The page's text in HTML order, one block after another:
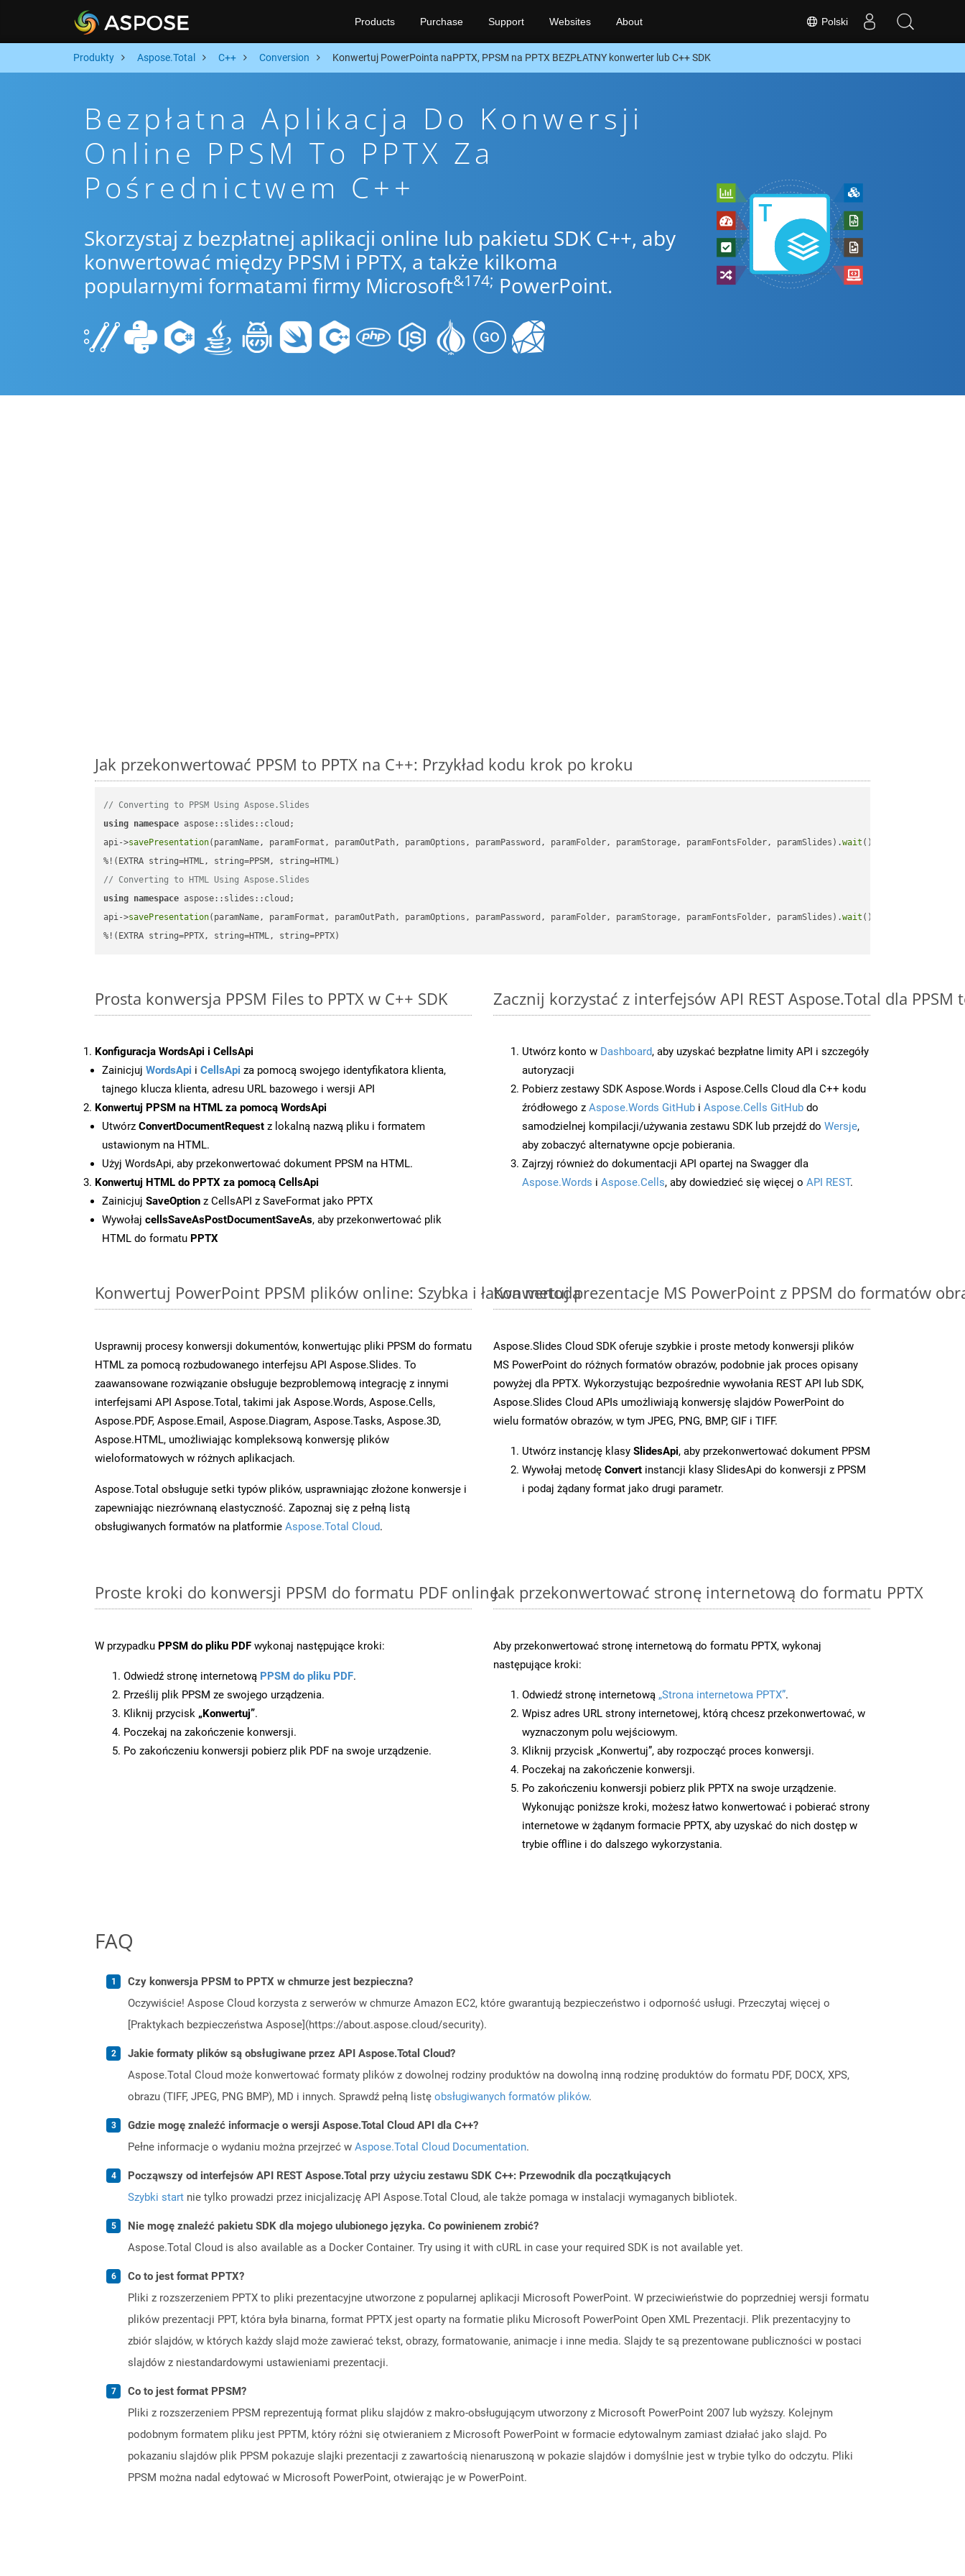
Polski
Products Purchase Support Websites About
Produkty Aspose.Total C++ Conversion Konwertuj PowerPointa naPPTX, PPSM na PPTX BEZPŁATNY konwerter lub C++ SDK
Bezpłatna Aplikacja Do Konwersji
Online PPSM To PPTX Za
Pośrednictwem C++
Skorzystaj z bezpłatnej aplikacji online lub pakietu SDK C++, aby
konwertować między PPSM i PPTX, a także kilkoma
popularnymi formatami firmy Microsoft&174; PowerPoint.
Jak przekonwertować PPSM to PPTX na C++: Przykład kodu krok po kroku
// Converting to PPSM Using Aspose.Slides
using namespace aspose::slides::cloud;
api->savePresentation(paramName, paramFormat, paramOutPath, paramOptions, paramPassword, paramFolder, paramStorage, paramFontsFolder, paramSlides).wait ();
// Converting to HTML Using Aspose.Slides
using namespace aspose::slides::cloud;
api->savePresentation(paramName, paramFormat, paramOutPath, paramOptions, paramPassword, paramFolder, paramStorage, paramFontsFolder, paramSlides).wait ();
%!(EXTRA string=PPTX, string=HTML, string=PPTX)
Prosta konwersja PPSM Files to PPTX w C++ SDK
Konfiguracja WordsApi i CellsApi
Zainicjuj WordsApi i CellsApi za pomocą swojego identyfikatora klienta,
tajnego klucza klienta, adresu URL bazowego i wersji API
Konwertuj PPSM na HTML za pomocą WordsApi
Utwórz ConvertDocumentRequest z lokalną nazwą pliku i formatem
ustawionym na HTML.
Użyj WordsApi, aby przekonwertować dokument PPSM na HTML.
Konwertuj HTML do PPTX za pomocą CellsApi
Zainicjuj SaveOption z CellsAPI z SaveFormat jako PPTX
Wywołaj cellsSaveAsPostDocumentSaveAs, aby przekonwertować plik
HTML do formatu PPTX
Zacznij korzystać z interfejsów API REST Aspose.Total dla PPSM
Utwórz konto w Dashboard, aby uzyskać bezpłatne limity API i szczegóły
autoryzacji
Pobierz zestawy SDK Aspose.Words i Aspose.Cells Cloud dla C++ kodu
źródłowego z Aspose.Words GitHub i Aspose.Cells GitHub do
samodzielnej kompilacji/używania zestawu SDK lub przejdź do Wersje,
aby zobaczyć alternatywne opcje pobierania.
Zajrzyj również do dokumentacji API opartej na Swagger dla
Aspose.Words i Aspose.Cells, aby dowiedzieć się więcej o API REST.
Konwertuj PowerPoint PPSM plików online: Szybka i łatwa metoda
Usprawnij procesy konwersji dokumentów, konwertując pliki PPSM do formatu
HTML za pomocą rozbudowanego interfejsu API Aspose.Slides. To
zaawansowane rozwiązanie obsługuje bezproblemową integrację z innymi
interfejsami API Aspose.Total, takimi jak Aspose.Words, Aspose.Cells,
Aspose.PDF, Aspose.Email, Aspose.Diagram, Aspose.Tasks, Aspose.3D,
Aspose.HTML, umożliwiając kompleksową konwersję plików
wieloformatowych w różnych aplikacjach.
Aspose.Total obsługuje setki typów plików, usprawniając złożone konwersje i
zapewniając niezrównaną elastyczność. Zapoznaj się z pełną listą
obsługiwanych formatów na platformie Aspose.Total Cloud.
Konwertuj prezentacje MS PowerPoint z PPSM do formatów
Aspose.Slides Cloud SDK oferuje szybkie i proste metody konwersji plików
MS PowerPoint do różnych formatów obrazów, podobnie jak proces opisany
powyżej dla PPTX. Wykorzystując bezpośrednie wywołania REST API lub SDK,
Aspose.Slides Cloud APIs umożliwiają konwersję slajdów PowerPoint do
wielu formatów obrazów, w tym JPEG, PNG, BMP, GIF i TIFF.
Utwórz instancję klasy SlidesApi, aby przekonwertować dokument PPSM
Wywołaj metodę Convert instancji klasy SlidesApi do konwersji z PPSM
i podaj żądany format jako drugi parametr.
Proste kroki do konwersji PPSM do formatu PDF online
W przypadku PPSM do pliku PDF wykonaj następujące kroki:
Odwiedź stronę internetową PPSM do pliku PDF.
Prześlij plik PPSM ze swojego urządzenia.
Kliknij przycisk „Konwertuj”.
Poczekaj na zakończenie konwersji.
Po zakończeniu konwersji pobierz plik PDF na swoje urządzenie.
Jak przekonwertować stronę internetową do formatu PPTX
Aby przekonwertować stronę internetową do formatu PPTX, wykonaj
następujące kroki:
Odwiedź stronę internetową „Strona internetowa PPTX”.
Wpisz adres URL strony internetowej, którą chcesz przekonwertować, w
wyznaczonym polu wejściowym.
Kliknij przycisk „Konwertuj”, aby rozpocząć proces konwersji.
Poczekaj na zakończenie konwersji.
Po zakończeniu konwersji pobierz plik PPTX na swoje urządzenie.
Wykonując poniższe kroki, możesz łatwo konwertować i pobierać strony
internetowe w żądanym formacie PPTX, aby uzyskać do nich dostęp w
trybie offline i do dalszego wykorzystania.
FAQ
Czy konwersja PPSM to PPTX w chmurze jest bezpieczna?
Oczywiście! Aspose Cloud korzysta z serwerów w chmurze Amazon EC2, które gwarantują bezpieczeństwo i odporność usługi. Przeczytaj więcej o
[Praktykach bezpieczeństwa Aspose](https://about.aspose.cloud/security).
Jakie formaty plików są obsługiwane przez API Aspose.Total Cloud?
Aspose.Total Cloud może konwertować formaty plików z dowolnej rodziny produktów na dowolną inną rodzinę produktów do formatu PDF, DOCX, XPS,
obrazu (TIFF, JPEG, PNG BMP), MD i innych. Sprawdź pełną listę obsługiwanych formatów plików.
Gdzie mogę znaleźć informacje o wersji Aspose.Total Cloud API dla C++?
Pełne informacje o wydaniu można przejrzeć w Aspose.Total Cloud Documentation.
Począwszy od interfejsów API REST Aspose.Total przy użyciu zestawu SDK C++: Przewodnik dla początkujących
Szybki start nie tylko prowadzi przez inicjalizację API Aspose.Total Cloud, ale także pomaga w instalacji wymaganych bibliotek.
Nie mogę znaleźć pakietu SDK dla mojego ulubionego języka. Co powinienem zrobić?
Aspose.Total Cloud is also available as a Docker Container. Try using it with cURL in case your required SDK is not available yet.
Co to jest format PPTX?
Pliki z rozszerzeniem PPTX to pliki prezentacyjne utworzone z popularnej aplikacji Microsoft PowerPoint. W przeciwieństwie do poprzedniej wersji formatu
plików prezentacji PPT, która była binarna, format PPTX jest oparty na formatie pliku Microsoft PowerPoint Open XML Prezentacji. Plik prezentacyjny to
zbiór slajdów, w których każdy slajd może zawierać tekst, obrazy, formatowanie, animacje i inne media. Slajdy te są prezentowane publiczności w postaci
slajdów z niestandardowymi ustawieniami prezentacji.
Co to jest format PPSM?
Pliki z rozszerzeniem PPSM reprezentują format pliku slajdów z makro-obsługującym utworzony z Microsoft PowerPoint 2007 lub wyższy. Kolejnym
podobnym formatem pliku jest PPTM, który różni się otwieraniem z Microsoft PowerPoint w formacie edytowalnym zamiast działać jako slajd. Po
pokazaniu slajdów plik PPSM pokazuje slajki prezentacji z zawartością nienaruszoną w pokazie slajdów i domyślnie jest w trybie tylko do odczytu. Pliki
PPSM można nadal edytować w Microsoft PowerPoint, otwierając je w PowerPoint.